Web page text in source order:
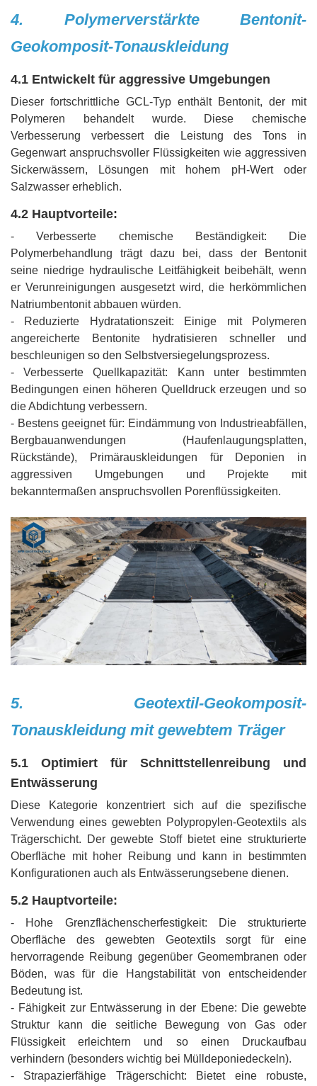
4. Polymerverstärkte Bentonit-
Geokomposit-Tonauskleidung
4.1 Entwickelt für aggressive Umgebungen
Dieser fortschrittliche GCL-Typ enthält Bentonit, der mit
Polymeren behandelt wurde. Diese chemische
Verbesserung verbessert die Leistung des Tons in
Gegenwart anspruchsvoller Flüssigkeiten wie aggressiven
Sickerwässern, Lösungen mit hohem pH-Wert oder
Salzwasser erheblich.
4.2 Hauptvorteile:
- Verbesserte chemische Beständigkeit: Die
Polymerbehandlung trägt dazu bei, dass der Bentonit
seine niedrige hydraulische Leitfähigkeit beibehält, wenn
er Verunreinigungen ausgesetzt wird, die herkömmlichen
Natriumbentonit abbauen würden.
- Reduzierte Hydratationszeit: Einige mit Polymeren
angereicherte Bentonite hydratisieren schneller und
beschleunigen so den Selbstversiegelungsprozess.
- Verbesserte Quellkapazität: Kann unter bestimmten
Bedingungen einen höheren Quelldruck erzeugen und so
die Abdichtung verbessern.
- Bestens geeignet für: Eindämmung von Industrieabfällen,
Bergbauanwendungen (Haufenlaugungsplatten,
Rückstände), Primärauskleidungen für Deponien in
aggressiven Umgebungen und Projekte mit
bekanntermaßen anspruchsvollen Porenflüssigkeiten.
5. Geotextil-Geokomposit-
Tonauskleidung mit gewebtem Träger
5.1 Optimiert für Schnittstellenreibung und
Entwässerung
Diese Kategorie konzentriert sich auf die spezifische
Verwendung eines gewebten Polypropylen-Geotextils als
Trägerschicht. Der gewebte Stoff bietet eine strukturierte
Oberfläche mit hoher Reibung und kann in bestimmten
Konfigurationen auch als Entwässerungsebene dienen.
5.2 Hauptvorteile:
- Hohe Grenzflächenscherfestigkeit: Die strukturierte
Oberfläche des gewebten Geotextils sorgt für eine
hervorragende Reibung gegenüber Geomembranen oder
Böden, was für die Hangstabilität von entscheidender
Bedeutung ist.
- Fähigkeit zur Entwässerung in der Ebene: Die gewebte
Struktur kann die seitliche Bewegung von Gas oder
Flüssigkeit erleichtern und so einen Druckaufbau
verhindern (besonders wichtig bei Mülldeponiedeckeln).
- Strapazierfähige Trägerschicht: Bietet eine robuste,